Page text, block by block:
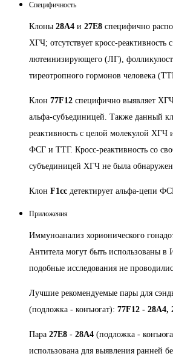
Специфичность
Клоны 28A4 и 27E8 специфично
ХГЧ; отсутствует кросс-
лютеинизирующего (ЛГ),
тиреотропного гормонов человека
Клон 77F12 специфично выявляет
альфа-субъединицей. Также данный
реактивность с целой молекулой
ФСГ и ТТГ. Кросс-реактивность со
субъединицей ХГЧ не была
Клон F1cc детектирует альфа-цепи
Приложения
Иммуноанализ хорионического
Антитела могут быть использованы
подобные исследования не
Лучшие рекомендуемые пары для
(подложка - конъюгат): 77F12 - 28A4,
Пара 27E8 - 28A4 (подложка -
использована для выявления ранней